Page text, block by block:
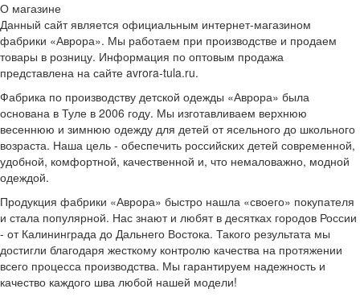
О магазине
Данный сайт является официальным интернет-магазином
фабрики «Аврора». Мы работаем при производстве и продаем
товары в розницу. Информация по оптовым продажа
представлена на сайте avrora-tula.ru.
Фабрика по производству детской одежды «Аврора» была
основана в Туле в 2006 году. Мы изготавливаем верхнюю
весеннюю и зимнюю одежду для детей от ясельного до школьного
возраста. Наша цель - обеспечить российских детей современной,
удобной, комфортной, качественной и, что немаловажно, модной
одеждой.
Продукция фабрики «Аврора» быстро нашла «своего» покупателя
и стала популярной. Нас знают и любят в десятках городов России
- от Калининграда до Дальнего Востока. Такого результата мы
достигли благодаря жесткому контролю качества на протяжении
всего процесса производства. Мы гарантируем надежность и
качество каждого шва любой нашей модели!